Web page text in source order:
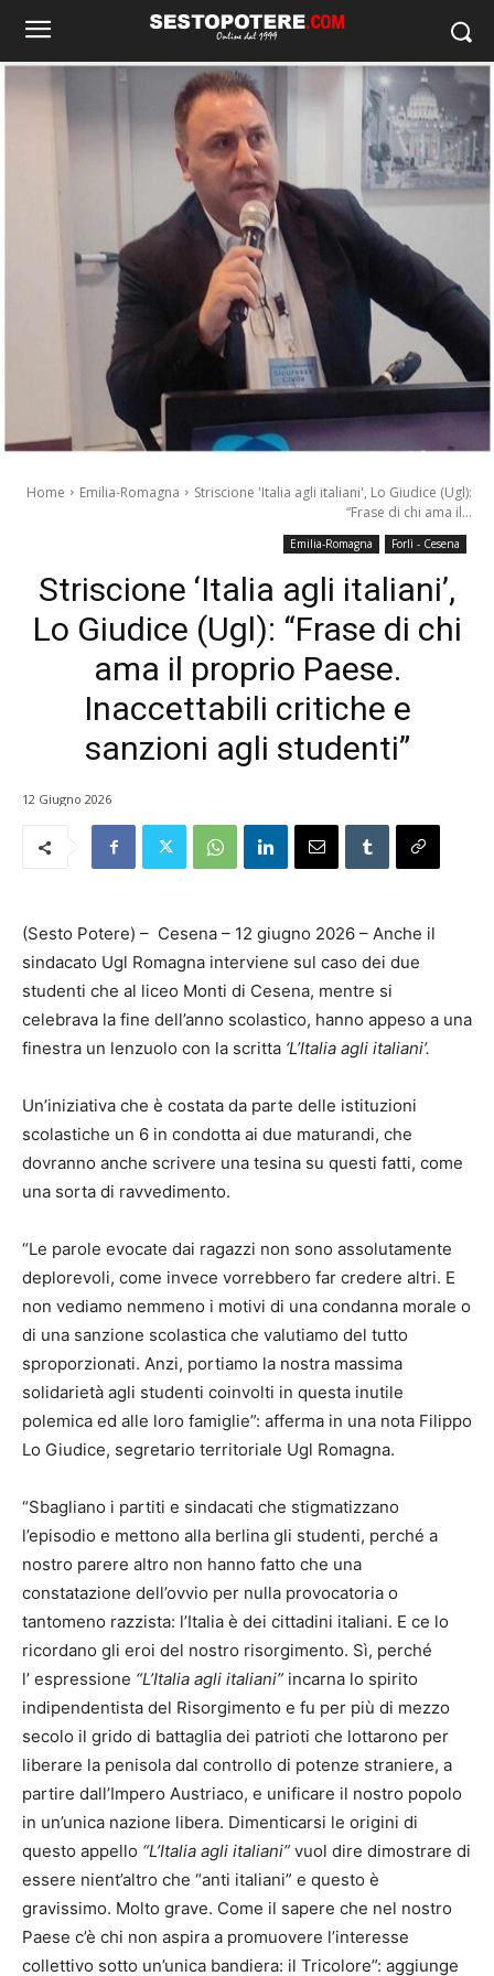
Home Emilia-Romagna
Striscione 'Italia agli italiani', Lo Giudice (Ugl):
“Frase di chi ama il...
Emilia-Romagna Forlì - Cesena
Striscione ‘Italia agli italiani’,
Lo Giudice (Ugl): “Frase di chi
ama il proprio Paese.
Inaccettabili critiche e
sanzioni agli studenti”
12 Giugno 2026
(Sesto Potere) – Cesena – 12 giugno 2026 – Anche il
sindacato Ugl Romagna interviene sul caso dei due
studenti che al liceo Monti di Cesena, mentre si
celebrava la fine dell’anno scolastico, hanno appeso a una
finestra un lenzuolo con la scritta ‘L’Italia agli italiani’.
Un’iniziativa che è costata da parte delle istituzioni
scolastiche un 6 in condotta ai due maturandi, che
dovranno anche scrivere una tesina su questi fatti, come
una sorta di ravvedimento.
“Le parole evocate dai ragazzi non sono assolutamente
deplorevoli, come invece vorrebbero far credere altri. E
non vediamo nemmeno i motivi di una condanna morale o
di una sanzione scolastica che valutiamo del tutto
sproporzionati. Anzi, portiamo la nostra massima
solidarietà agli studenti coinvolti in questa inutile
polemica ed alle loro famiglie”: afferma in una nota Filippo
Lo Giudice, segretario territoriale Ugl Romagna.
“Sbagliano i partiti e sindacati che stigmatizzano
l’episodio e mettono alla berlina gli studenti, perché a
nostro parere altro non hanno fatto che una
constatazione dell’ovvio per nulla provocatoria o
tantomeno razzista: l’Italia è dei cittadini italiani. E ce lo
ricordano gli eroi del nostro risorgimento. Sì, perché
l’ espressione “L’Italia agli italiani” incarna lo spirito
indipendentista del Risorgimento e fu per più di mezzo
secolo il grido di battaglia dei patrioti che lottarono per
liberare la penisola dal controllo di potenze straniere, a
partire dall’Impero Austriaco, e unificare il nostro popolo
in un’unica nazione libera. Dimenticarsi le origini di
questo appello “L’Italia agli italiani” vuol dire dimostrare di
essere nient’altro che “anti italiani” e questo è
gravissimo. Molto grave. Come il sapere che nel nostro
Paese c’è chi non aspira a promuovere l’interesse
collettivo sotto un’unica bandiera: il Tricolore”: aggiunge